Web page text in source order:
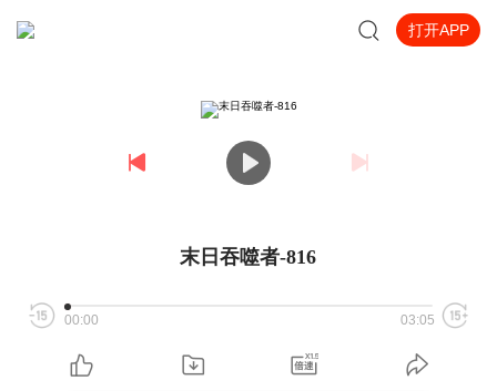
打开APP
末日吞噬者-816
00:00 03:05